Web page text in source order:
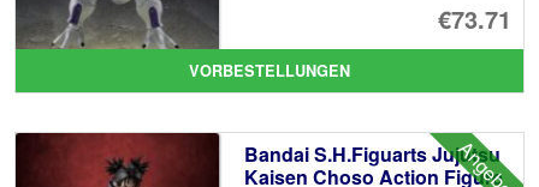
€73.71
VORBESTELLUNGEN
Angebot!
Bandai S.H.Figuarts Jujutsu
Kaisen Choso Action Figure